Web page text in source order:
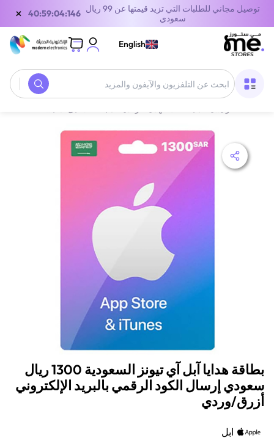
توصيل مجاني للطلبات التي تزيد قيمتها عن 99 ريال
سعودي
39:59:04:146
×
English
بطاقة هدايا آبل آي تيونز السعودية 1300 ريال
سعودي إرسال الكود الرقمي بالبريد الإلكتروني
أزرق/وردي
ابل